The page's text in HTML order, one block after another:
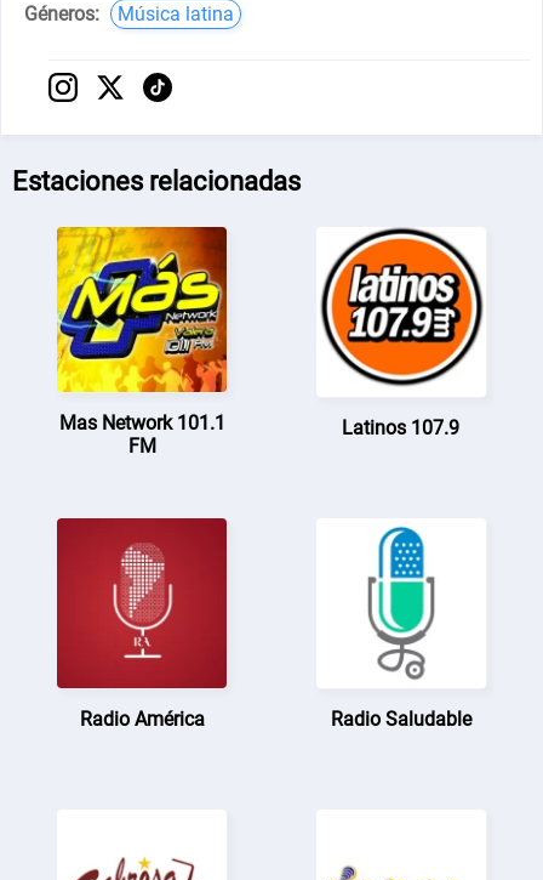
Géneros:
Música latina
Estaciones relacionadas
Mas Network 101.1
FM
Latinos 107.9
Radio América Radio Saludable